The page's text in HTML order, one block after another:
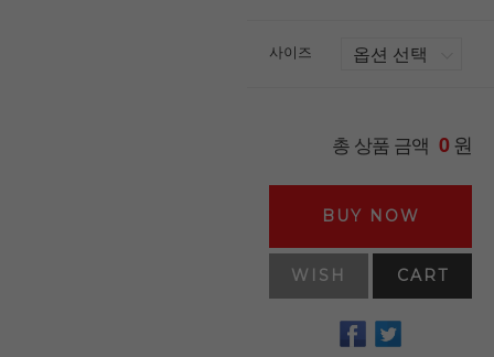
사이즈
총 상품 금액 0원
BUY NOW
WISH CART